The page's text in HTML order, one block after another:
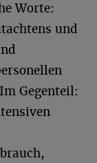
Worte:
und
Gegenteil: